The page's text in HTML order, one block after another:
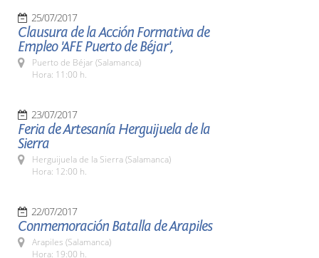
25/07/2017
Clausura de la Acción Formativa de
Empleo 'AFE Puerto de Béjar',
Puerto de Béjar (Salamanca)
Hora: 11:00 h.
23/07/2017
Feria de Artesanía Herguijuela de la
Sierra
Herguijuela de la Sierra (Salamanca)
Hora: 12:00 h.
22/07/2017
Conmemoración Batalla de Arapiles
Arapiles (Salamanca)
Hora: 19:00 h.